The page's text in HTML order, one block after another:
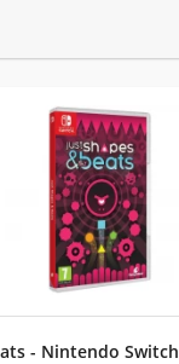
- Nintendo Switch